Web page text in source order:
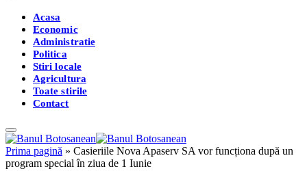
Acasa
Economic
Administratie
Politica
Stiri locale
Agricultura
Toate stirile
Contact
Prima pagină » Casieriile Nova Apaserv SA vor funcționa după un
program special în ziua de 1 Iunie